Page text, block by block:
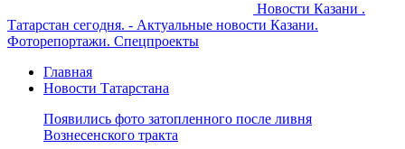
Новости Казани .
Татарстан сегодня. - Актуальные новости Казани.
Фоторепортажи. Спецпроекты
Главная
Новости Татарстана
Появились фото затопленного после ливня
Вознесенского тракта